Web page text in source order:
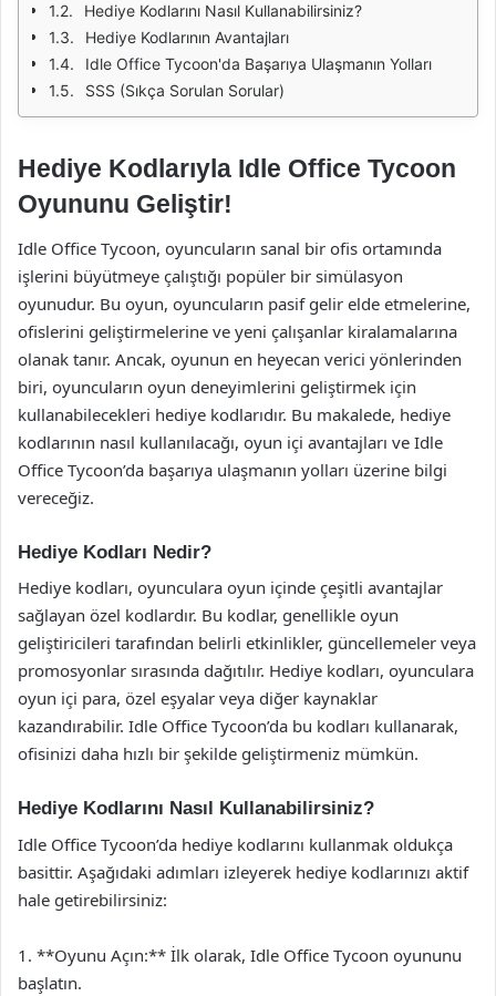
Hediye Kodlarını Nasıl Kullanabilirsiniz?
Hediye Kodlarının Avantajları
Idle Office Tycoon'da Başarıya Ulaşmanın Yolları
SSS (Sıkça Sorulan Sorular)
Hediye Kodlarıyla Idle Office Tycoon
Oyununu Geliştir!
Idle Office Tycoon, oyuncuların sanal bir ofis ortamında
işlerini büyütmeye çalıştığı popüler bir simülasyon
oyunudur. Bu oyun, oyuncuların pasif gelir elde etmelerine,
ofislerini geliştirmelerine ve yeni çalışanlar kiralamalarına
olanak tanır. Ancak, oyunun en heyecan verici yönlerinden
biri, oyuncuların oyun deneyimlerini geliştirmek için
kullanabilecekleri hediye kodlarıdır. Bu makalede, hediye
kodlarının nasıl kullanılacağı, oyun içi avantajları ve Idle
Office Tycoon’da başarıya ulaşmanın yolları üzerine bilgi
vereceğiz.
Hediye Kodları Nedir?
Hediye kodları, oyunculara oyun içinde çeşitli avantajlar
sağlayan özel kodlardır. Bu kodlar, genellikle oyun
geliştiricileri tarafından belirli etkinlikler, güncellemeler veya
promosyonlar sırasında dağıtılır. Hediye kodları, oyunculara
oyun içi para, özel eşyalar veya diğer kaynaklar
kazandırabilir. Idle Office Tycoon’da bu kodları kullanarak,
ofisinizi daha hızlı bir şekilde geliştirmeniz mümkün.
Hediye Kodlarını Nasıl Kullanabilirsiniz?
Idle Office Tycoon’da hediye kodlarını kullanmak oldukça
basittir. Aşağıdaki adımları izleyerek hediye kodlarınızı aktif
hale getirebilirsiniz:
1. **Oyunu Açın:** İlk olarak, Idle Office Tycoon oyununu
başlatın.